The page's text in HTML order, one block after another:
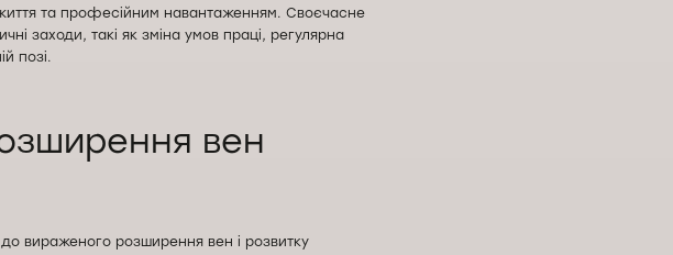
та професійним навантаженням. Своєчасне
заходи, такі як зміна умов праці, регулярна
позі.
вен
вираженого розширення вен і розвитку